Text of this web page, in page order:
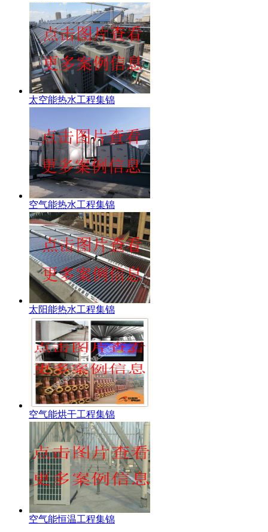
太空能热水工程集锦
空气能热水工程集锦
太阳能热水工程集锦
空气能烘干工程集锦
空气能恒温工程集锦